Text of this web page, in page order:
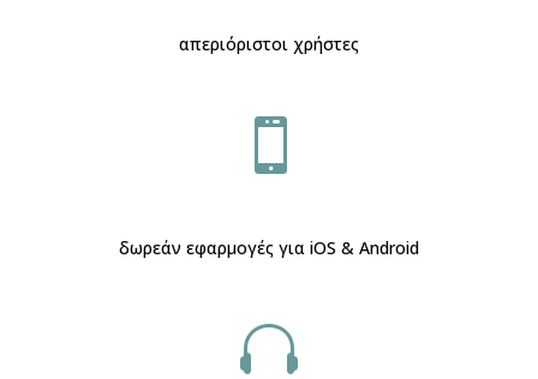
απεριόριστοι χρήστες

δωρεάν εφαρμογές για iOS & Android
